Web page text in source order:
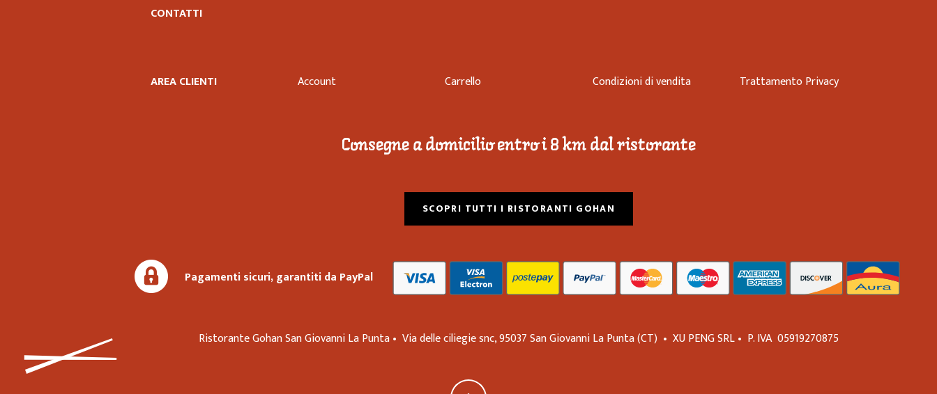
CONTATTI
AREA CLIENTI Account Carrello Condizioni di vendita Trattamento Privacy
Consegne a domicilio entro i 8 km dal ristorante
SCOPRI TUTTI I RISTORANTI GOHAN
Pagamenti sicuri, garantiti da PayPal
Ristorante Gohan San Giovanni La Punta • Via delle ciliegie snc,95037San Giovanni La Punta(CT) • XU PENG SRL• P. IVA 05919270875